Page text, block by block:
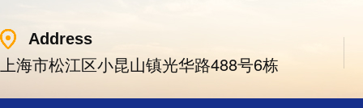
Address
上海市松江区小昆山镇光华路488号6栋